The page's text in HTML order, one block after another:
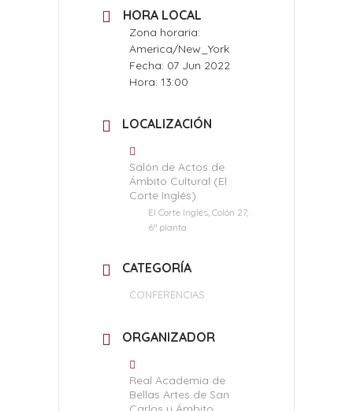
HORA LOCAL
Zona horaria:
America/New_York
Fecha: 07 Jun 2022
Hora: 13:00
LOCALIZACIÓN
Salón de Actos de
Ámbito Cultural (El
Corte Inglés)
El Corte Inglés, Colón 27,
6ª planta
CATEGORÍA
CONFERENCIAS
ORGANIZADOR
Real Academia de
Bellas Artes de San